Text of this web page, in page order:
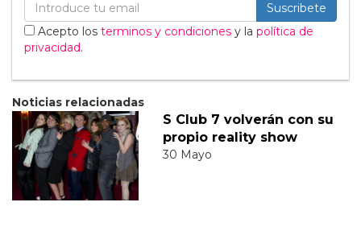
Suscribete
Acepto los terminos y condiciones y la política de
privacidad.
Noticias relacionadas
S Club 7 volverán con su
propio reality show
30 Mayo